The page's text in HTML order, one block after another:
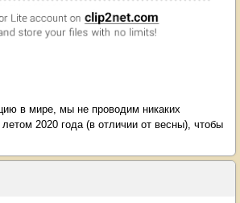
в мире, мы не проводим никаких
2020 года (в отличии от весны), чтобы